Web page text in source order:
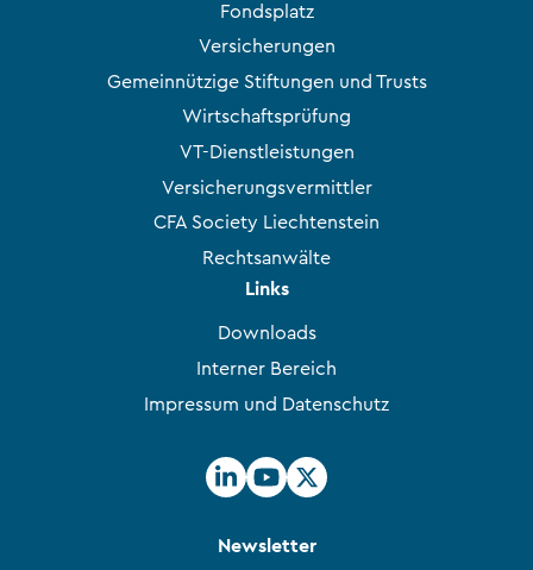
Fondsplatz
Versicherungen
Gemeinnützige Stiftungen und Trusts
Wirtschaftsprüfung
VT-Dienstleistungen
Versicherungsvermittler
CFA Society Liechtenstein
Rechtsanwälte
Links
Downloads
Interner Bereich
Impressum und Datenschutz
Newsletter